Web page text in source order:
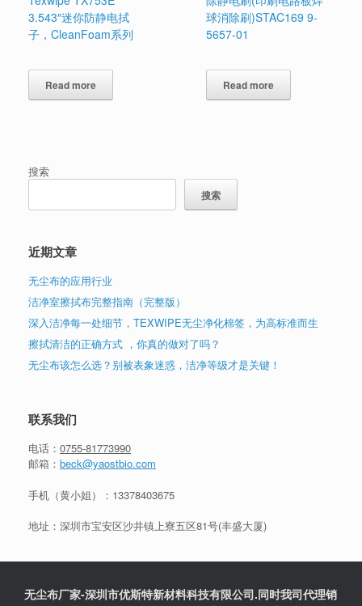
3.543″迷你防静电拭
子，CleanFoam系列
Read more
球消除刷)STAC169 9-
5657-01
Read more
搜索
搜索
近期文章
无尘布的应用行业
洁净室擦拭布完整指南（完整版）
深入洁净每一处细节，TEXWIPE无尘净化棉签，为高标准而生
擦拭清洁的正确方式 ，你真的做对了吗？
无尘布该怎么选？别被表象迷惑，洁净等级才是关键！
联系我们
电话： 0755-81773990
邮箱： beck@yaostbio.com
手机（黄小姐）： 13378403675
地址：深圳市宝安区沙井镇上寮五区81号(丰盛大厦)
无尘布厂家-深圳市优斯特新材料科技有限公司.同时我司代理销